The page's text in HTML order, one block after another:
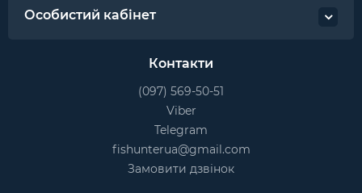
Особистий кабінет
Контакти
(097) 569-50-51
Viber
Telegram
fishunterua@gmail.com
Замовити дзвінок